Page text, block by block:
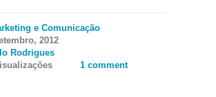
e Comunicação
2012
Rodrigues
1 comment